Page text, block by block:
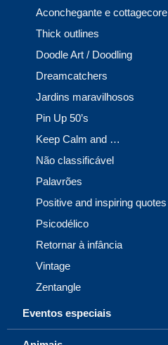
Aconchegante e cottagecore
Thick outlines
Doodle Art / Doodling
Dreamcatchers
Jardins maravilhosos
Pin Up 50’s
Keep Calm and …
Não classificável
Palavrões
Positive and inspiring quotes
Psicodélico
Retornar à infância
Vintage
Zentangle
Eventos especiais